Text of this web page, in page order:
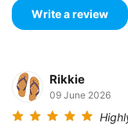
Rikkie
09 June 2026